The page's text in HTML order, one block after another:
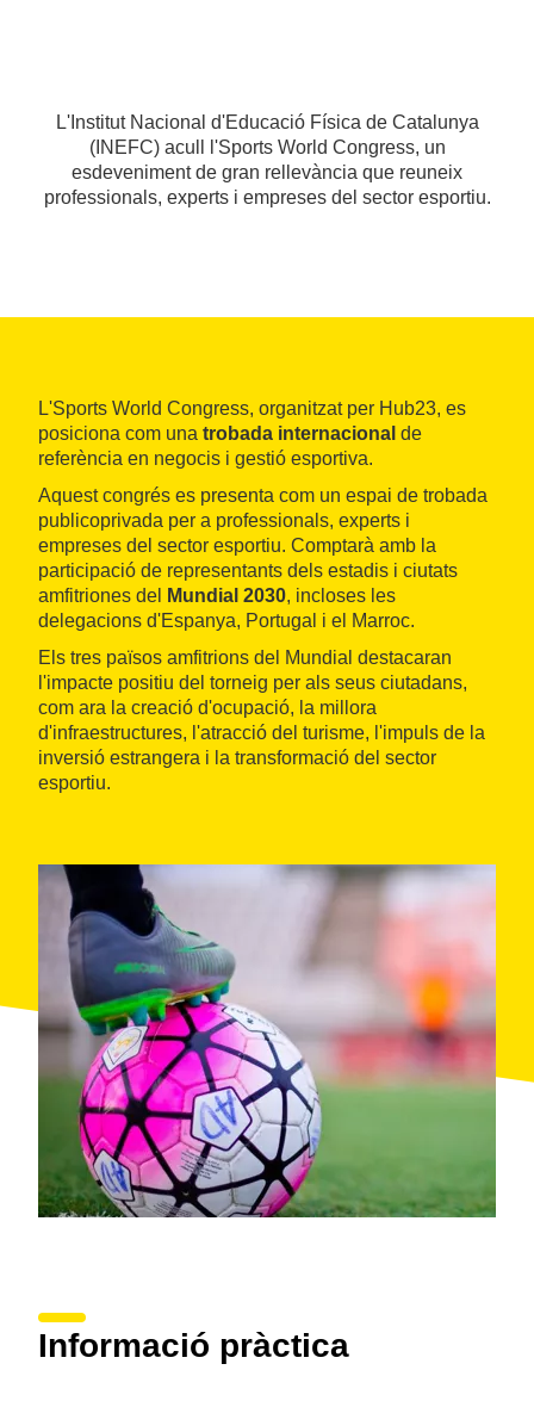
L'Institut Nacional d'Educació Física de Catalunya
(INEFC) acull l'Sports World Congress, un
esdeveniment de gran rellevància que reuneix
professionals, experts i empreses del sector esportiu.
L'Sports World Congress, organitzat per Hub23, es
posiciona com una trobada internacional de
referència en negocis i gestió esportiva.
Aquest congrés es presenta com un espai de trobada
publicoprivada per a professionals, experts i
empreses del sector esportiu. Comptarà amb la
participació de representants dels estadis i ciutats
amfitriones del
Mundial 2030, incloses les
delegacions d'Espanya, Portugal i el Marroc.
Els tres països amfitrions del Mundial destacaran
l'impacte positiu del torneig per als seus ciutadans,
com ara la creació d'ocupació, la millora
d'infraestructures, l'atracció del turisme, l'impuls de la
inversió estrangera i la transformació del sector
esportiu.
Informació pràctica